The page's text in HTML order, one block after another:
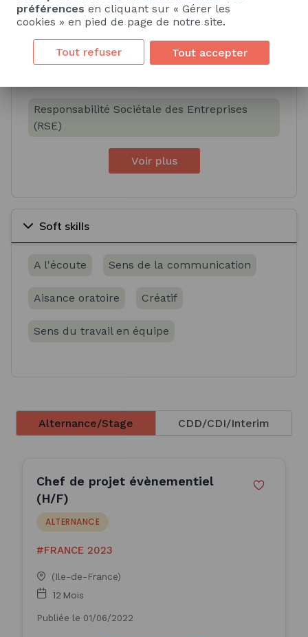
Techniques de storytelling - communication
narrative
Responsabilité Sociétale des Entreprises
(RSE)
Voir plus
Soft skills
A l'écoute Sens de la communication
Aisance oratoire Créatif
Sens du travail en équipe
Alternance/Stage CDD/CDI/Interim
Chef de projet évènementiel
(H/F)
ALTERNANCE
#FRANCE 2023
(Ile-de-France)
12 Mois
Publiée le 01/06/2022
préférences en cliquant sur « Gérer les
cookies » en pied de page de notre site.
Tout refuser Tout accepter